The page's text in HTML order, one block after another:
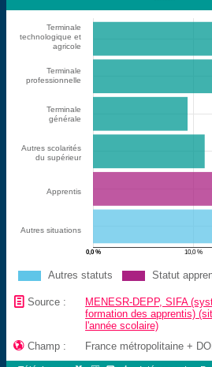
10,0 %
0,0 %
Terminale
technologique et
agricole
Terminale
professionnelle
Terminale
générale
Autres scolarités
du supérieur
Apprentis
Autres situations
Autres statuts Statut
📄 Source :
MENESR-DEPP, SIFA
formation des apprentis)
l'année scolaire)
 Champ : France métropolitaine +